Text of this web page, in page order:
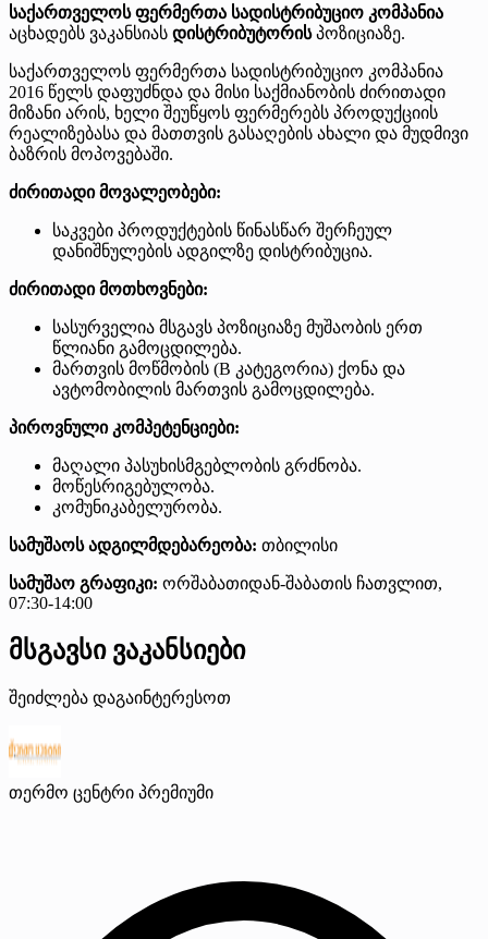
საქართველოს ფერმერთა სადისტრიბუციო კომპანია
აცხადებს ვაკანსიას დისტრიბუტორისპოზიციაზე.
საქართველოს ფერმერთა სადისტრიბუციო კომპანია
2016 წელს დაფუძნდა და მისი საქმიანობის ძირითადი
მიზანი არის, ხელი შეუწყოს ფერმერებს პროდუქციის
რეალიზებასა და მათთვის გასაღების ახალი და მუდმივი
ბაზრის მოპოვებაში.
ძირითადი მოვალეობები:
საკვები პროდუქტების წინასწარ შერჩეულ
დანიშნულების ადგილზე დისტრიბუცია.
ძირითადი მოთხოვნები:
სასურველია მსგავს პოზიციაზე მუშაობის ერთ
წლიანი გამოცდილება.
მართვის მოწმობის (B კატეგორია) ქონა და
ავტომობილის მართვის გამოცდილება.
პიროვნული კომპეტენციები:
მაღალი პასუხისმგებლობის გრძნობა.
მოწესრიგებულობა.
კომუნიკაბელურობა.
სამუშაოს ადგილმდებარეობა: თბილისი
სამუშაო გრაფიკი: ორშაბათიდან-შაბათის ჩათვლით,
07:30-14:00
მსგავსი ვაკანსიები
შეიძლება დაგაინტერესოთ
თერმო ცენტრი პრემიუმი